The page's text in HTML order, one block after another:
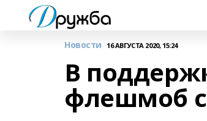
Новости 16 АВГУСТА 2020, 15:24
В
флешмоб с